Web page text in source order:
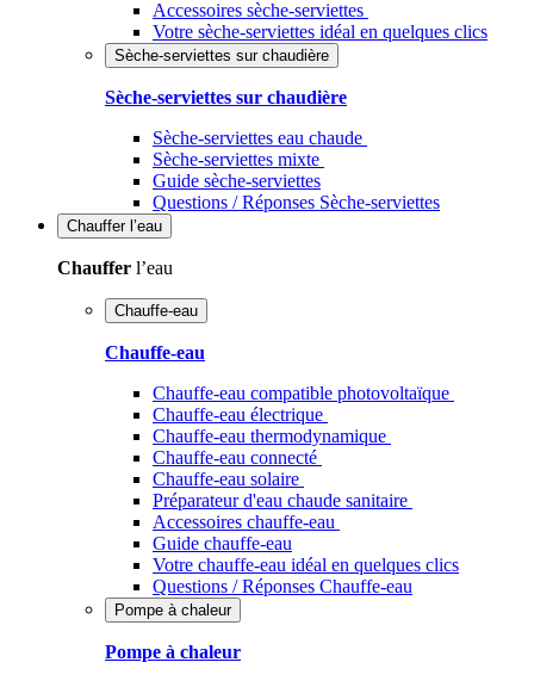
Accessoires sèche-serviettes
Votre sèche-serviettes idéal en quelques clics
Sèche-serviettes sur chaudière
Sèche-serviettes sur chaudière
Sèche-serviettes eau chaude
Sèche-serviettes mixte
Guide sèche-serviettes
Questions / Réponses Sèche-serviettes
Chauffer l’eau
Chauffer l’eau
Chauffe-eau
Chauffe-eau
Chauffe-eau compatible photovoltaïque
Chauffe-eau électrique
Chauffe-eau thermodynamique
Chauffe-eau connecté
Chauffe-eau solaire
Préparateur d'eau chaude sanitaire
Accessoires chauffe-eau
Guide chauffe-eau
Votre chauffe-eau idéal en quelques clics
Questions / Réponses Chauffe-eau
Pompe à chaleur
Pompe à chaleur